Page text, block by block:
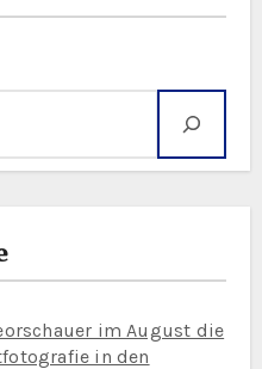
im August die
in den